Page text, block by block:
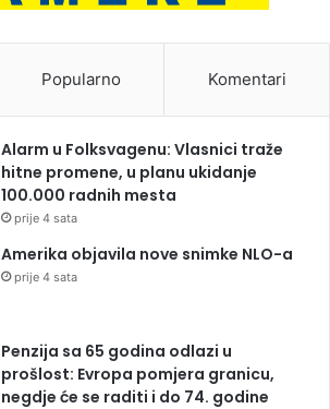
Popularno Komentari
Alarm u Folksvagenu: Vlasnici traže
hitne promene, u planu ukidanje
100.000 radnih mesta
prije 4 sata
Amerika objavila nove snimke NLO-a
prije 4 sata
Penzija sa 65 godina odlazi u
prošlost: Evropa pomjera granicu,
negdje će se raditi i do 74. godine